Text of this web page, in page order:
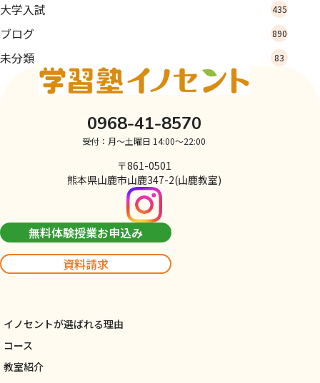
大学入試 435
ブログ 890
未分類 83
0968-41-8570
受付：月～土曜日 14:00～22:00
〒861-0501
熊本県山鹿市山鹿347-2(山鹿教室)
無料体験授業お申込み
資料請求
イノセントが選ばれる理由
コース
教室紹介